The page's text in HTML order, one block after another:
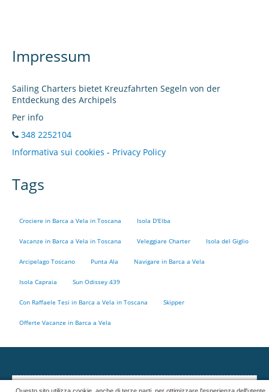
Impressum
Sailing Charters bietet Kreuzfahrten Segeln von der
Entdeckung des Archipels
Per info
348 2252104
Informativa sui cookies - Privacy Policy
Tags
Crociere in Barca a Vela in Toscana Isola D'Elba
Vacanze in Barca a Vela in Toscana Veleggiare Charter Isola del Giglio
Arcipelago Toscano Punta Ala Navigare in Barca a Vela
Isola Capraia Sun Odissey 439
Con Raffaele Tesi in Barca a Vela in Toscana Skipper
Offerte Vacanze in Barca a Vela